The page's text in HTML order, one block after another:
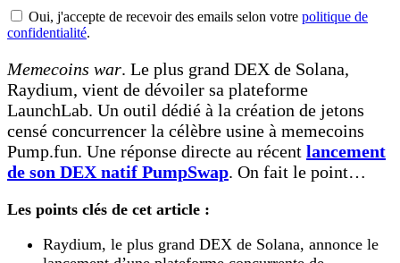
Oui, j'accepte de recevoir des emails selon votre politique de
confidentialité.
Memecoins war. Le plus grand DEX de Solana,
Raydium, vient de dévoiler sa plateforme
LaunchLab. Un outil dédié à la création de jetons
censé concurrencer la célèbre usine à memecoins
Pump.fun. Une réponse directe au récent lancement
de son DEX natif PumpSwap. On fait le point…
Les points clés de cet article :
Raydium, le plus grand DEX de Solana, annonce le